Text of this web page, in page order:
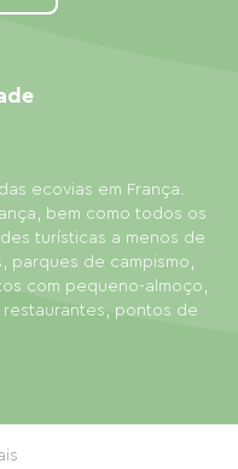
ecovias em França.
bem como todos os
turísticas a menos de
parques de campismo,
com pequeno-almoço,
pontos de